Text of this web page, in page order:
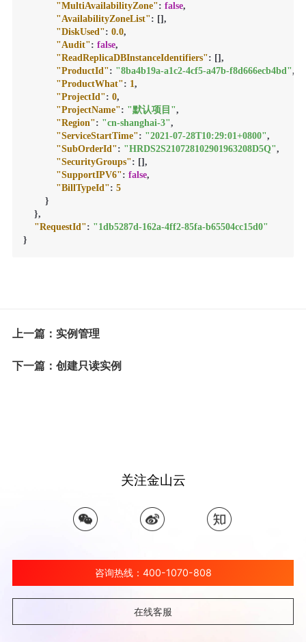
"MultiAvailabilityZone": false,
"AvailabilityZoneList": [] ,
"DiskUsed": 0.0,
"Audit": false,
"ReadReplicaDBInstanceIdentifiers": [] ,
"ProductId": "8ba4b19a-a1c2-4cf5-a47b-f8d666ecb4bd",
"ProductWhat": 1,
"ProjectId": 0,
"ProjectName": "默认项目",
"Region": "cn-shanghai-3",
"ServiceStartTime": "2021-07-28T10:29:01+0800",
"SubOrderId": "HRDS2S210728102901963208D5Q",
"SecurityGroups": [] ,
"SupportIPV6": false,
"BillTypeId": 5
}
},
"RequestId": "1db5287d-162a-4ff2-85fa-b65504cc15d0"
}
上一篇：实例管理
下一篇：创建只读实例
关注金山云
咨询热线：400-1070-808
在线客服